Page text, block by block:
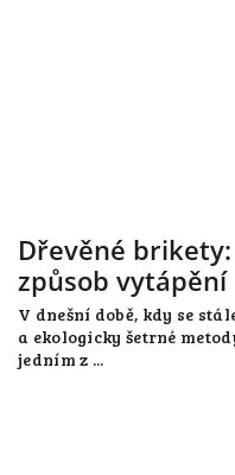
Dřevěné
způsob vytápění
V dnešní době, kdy se
a ekologicky šetrné
jedním z ...